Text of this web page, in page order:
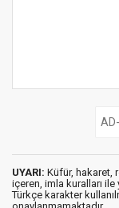
UYARI: Küfür, hakaret,
içeren, imla kuralları ile
Türkçe karakter
onaylanmamaktadır.